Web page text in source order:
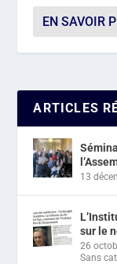
EN SAVOIR
ARTICLES
13
sur le
26
Sans